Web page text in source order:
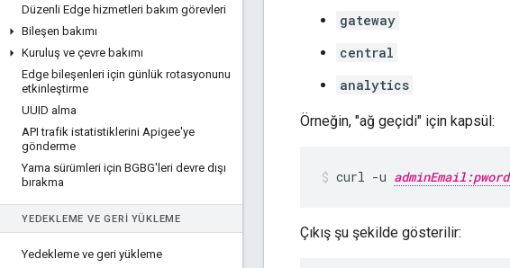
Düzenli Edge hizmetleri bakım görevleri
Bileşen bakımı
Kuruluş ve çevre bakımı
Edge bileşenleri için günlük rotasyonunu
etkinleştirme
UUID alma
API trafik istatistiklerini Apigee'ye
gönderme
Yama sürümleri için BGBG'leri devre dışı
bırakma
YEDEKLEME VE GERI YÜKLEME
Yedekleme ve geri yükleme
gateway
central
analytics
Örneğin, "ağ geçidi" için kapsül:
curl -u adminEmail:pword
Çıkış şu şekilde gösterilir: